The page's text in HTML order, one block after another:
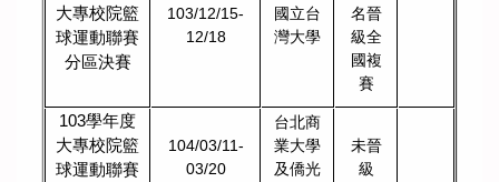
大專校院籃
球運動聯賽
分區決賽
103/12/15-
12/18
國立台
灣大學
名晉
級全
國複
賽
103學年度
大專校院籃
球運動聯賽
104/03/11-
03/20
台北商
業大學
及僑光
未晉
級